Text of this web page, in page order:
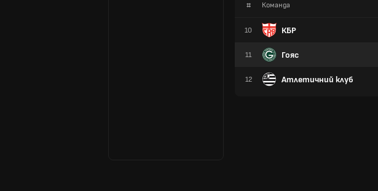
# Команда
10 КБР
11 Гояс
12 Атлетичний клуб